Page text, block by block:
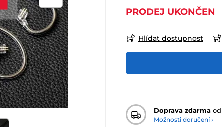
PRODEJ UKONČEN
Hlídat dostupnost
Doprava zdarma od
Možnosti doručení ›